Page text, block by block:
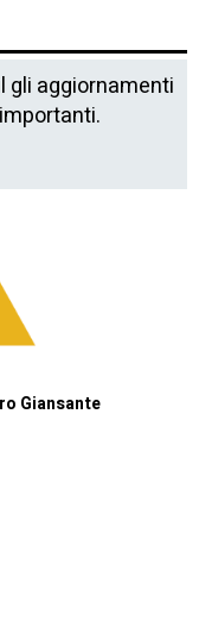
gli aggiornamenti
Giansante